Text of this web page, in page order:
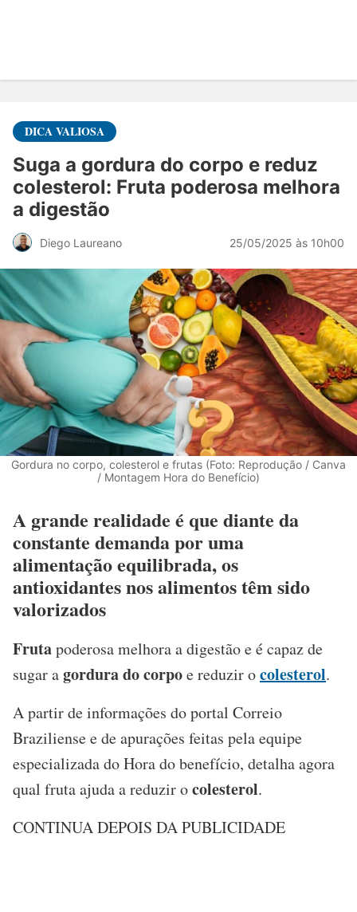
DICA VALIOSA
Suga a gordura do corpo e reduz
colesterol: Fruta poderosa melhora
a digestão
Diego Laureano 25/05/2025 às 10h00
Gordura no corpo, colesterol e frutas (Foto: Reprodução / Canva
/ Montagem Hora do Benefício)
A grande realidade é que diante da
constante demanda por uma
alimentação equilibrada, os
antioxidantes nos alimentos têm sido
valorizados
Frutapoderosa melhora a digestão e é capaz de
sugar agordura do corpoe reduzir ocolesterol.
A partir de informações do portal Correio
Braziliense e de apurações feitas pela equipe
especializada do Hora do benefício, detalha agora
qual fruta ajuda a reduzir ocolesterol.
CONTINUA DEPOIS DA PUBLICIDADE